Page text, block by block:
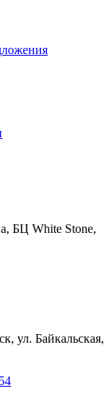
БЦ White Stone,
ул. Байкальская,